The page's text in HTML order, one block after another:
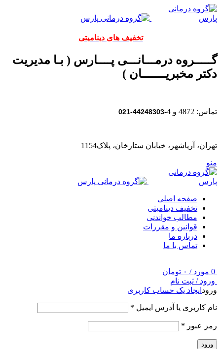
تخفیف های دینامیتی
گـــــروه درمـــانـــی پــــارس ( بـا مدیریت
دکتر مخبریـــــــان )
تماس: 4872 و 4- 44248303-021
تهران، آریاشهر، خیابان ستارخان، پلاک1154
منو
صفحه اصلی
تخفیف دینامیتی
مطالب خواندنی
قوانین و مقررات
درباره ما
تماس با ما
0 مورد / ۰ تومان
ورود / ثبت نام
ورود ایجاد یک حساب کاربری
نام کاربری یا آدرس ایمیل *
رمز عبور *
ورود